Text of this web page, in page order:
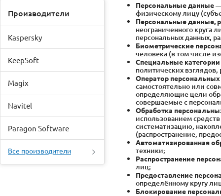
Персональные данные
физическому лицу
Персональные данные,
неограниченного круга
персональных данных,
Биометрические
человека (в том числе
Специальные
политических
Оператор
самостоятельно или
определяющие цели
совершаемые с
Обработка
использованием
систематизацию,
(распространение,
Автоматизированная
техники;
Распространение
лиц;
Предоставление
определённому кругу
Блокирование
Производители
Kaspersky
KeepSoft
Magix
Navitel
Paragon Software
Все производители